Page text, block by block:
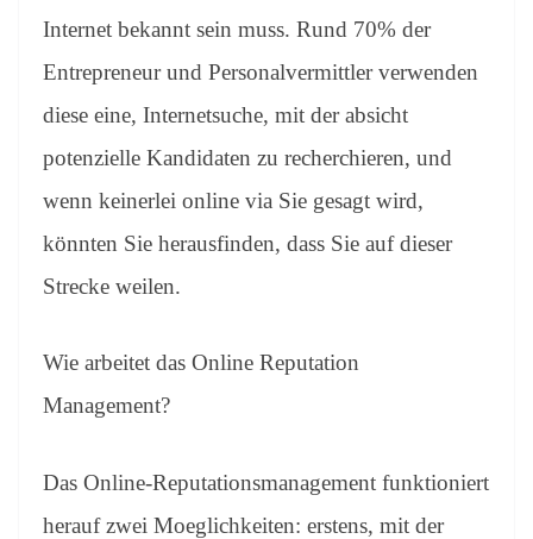
Internet bekannt sein muss. Rund 70% der
Entrepreneur und Personalvermittler verwenden
diese eine, Internetsuche, mit der absicht
potenzielle Kandidaten zu recherchieren, und
wenn keinerlei online via Sie gesagt wird,
könnten Sie herausfinden, dass Sie auf dieser
Strecke weilen.
Wie arbeitet das Online Reputation
Management?
Das Online-Reputationsmanagement funktioniert
herauf zwei Moeglichkeiten: erstens, mit der